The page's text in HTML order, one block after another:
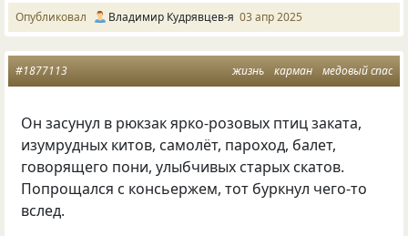
Опубликовал Владимир Кудрявцев-я 03 апр 2025
жизнь карман медовый спас
#1877113
Он засунул в рюкзак ярко-розовых птиц заката,
изумрудных китов, самолёт, пароход, балет,
говорящего пони, улыбчивых старых скатов.
Попрощался с консьержем, тот буркнул чего-то
вслед.